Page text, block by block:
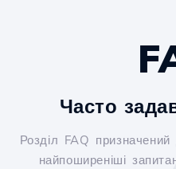
Часто
Розділ FAQ
найпоширеніші